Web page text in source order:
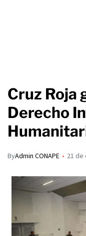
Cruz Roja
Derecho
ByAdmin CONAPE 21 de